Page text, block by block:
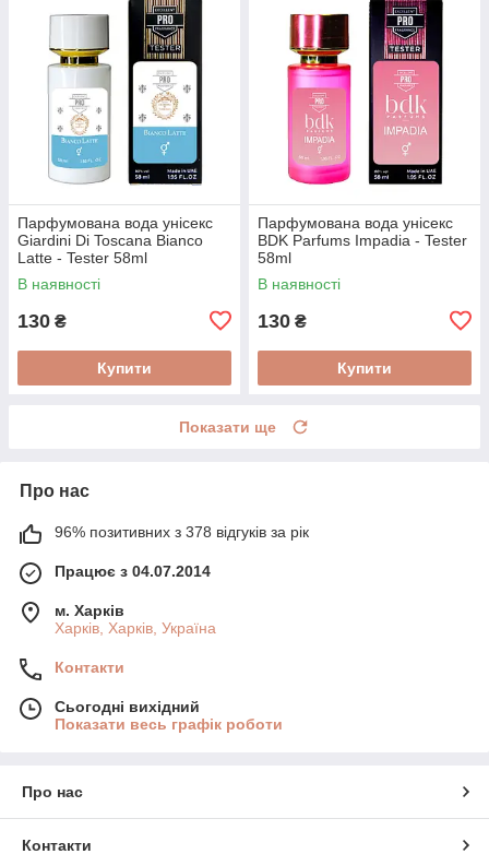
Парфумована вода унісекс
Giardini Di Toscana Bianco
Latte - Tester 58ml
В наявності
130 ₴
Купити
Парфумована вода унісекс
BDK Parfums Impadia - Tester
58ml
В наявності
130 ₴
Купити
Показати ще
Про нас
96% позитивних з 378 відгуків за рік
Працює з 04.07.2014
м. Харків
Харків, Харків, Україна
Контакти
Сьогодні вихідний
Показати весь графік роботи
Про нас
Контакти